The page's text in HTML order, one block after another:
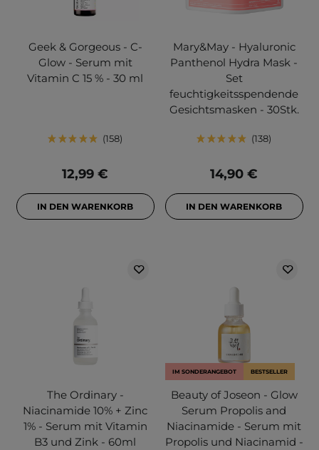
Geek & Gorgeous - C-
Glow - Serum mit
Vitamin C 15 % - 30 ml
158
12,99 €
IN DEN WARENKORB
Mary&May - Hyaluronic
Panthenol Hydra Mask -
Set
feuchtigkeitsspendende
Gesichtsmasken - 30Stk.
138
14,90 €
IN DEN WARENKORB
The Ordinary -
Niacinamide 10% + Zinc
1% - Serum mit Vitamin
B3 und Zink - 60ml
IM SONDERANGEBOT BESTSELLER
Beauty of Joseon - Glow
Serum Propolis and
Niacinamide - Serum mit
Propolis und Niacinamid -